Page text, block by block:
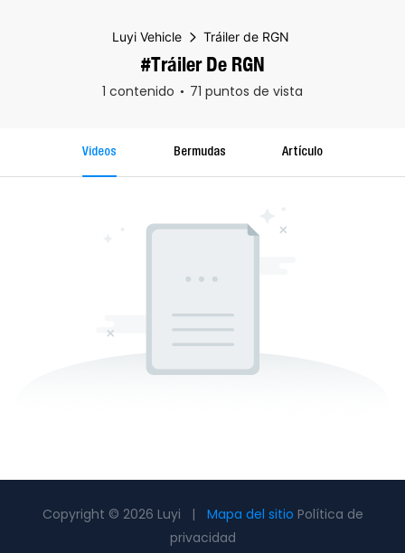
Luyi Vehicle Tráiler de RGN
#Tráiler De RGN
1 contenido 71 puntos de vista
Videos Bermudas Artículo
Copyright © 2026 Luyi | Mapa del sitio Política de
privacidad